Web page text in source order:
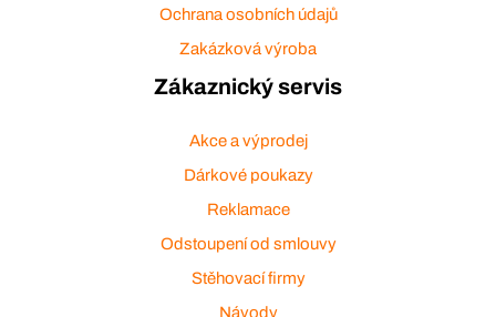
Ochrana osobních údajů
Zakázková výroba
Zákaznický servis
Akce a výprodej
Dárkové poukazy
Reklamace
Odstoupení od smlouvy
Stěhovací firmy
Návody